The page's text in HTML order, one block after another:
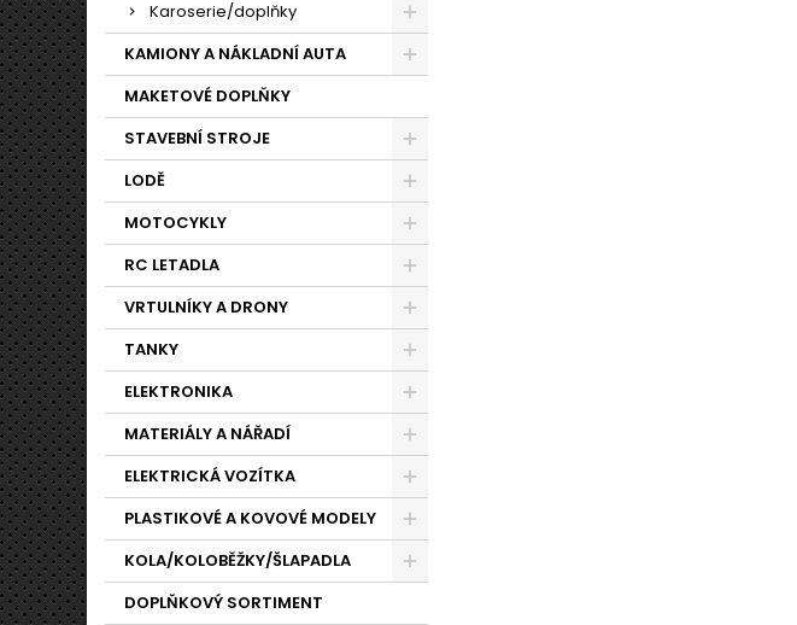
Karoserie/doplňky
KAMIONY A NÁKLADNÍ AUTA
MAKETOVÉ DOPLŇKY
STAVEBNÍ STROJE
LODĚ
MOTOCYKLY
RC LETADLA
VRTULNÍKY A DRONY
TANKY
ELEKTRONIKA
MATERIÁLY A NÁŘADÍ
ELEKTRICKÁ VOZÍTKA
PLASTIKOVÉ A KOVOVÉ MODELY
KOLA/KOLOBĚŽKY/ŠLAPADLA
DOPLŇKOVÝ SORTIMENT